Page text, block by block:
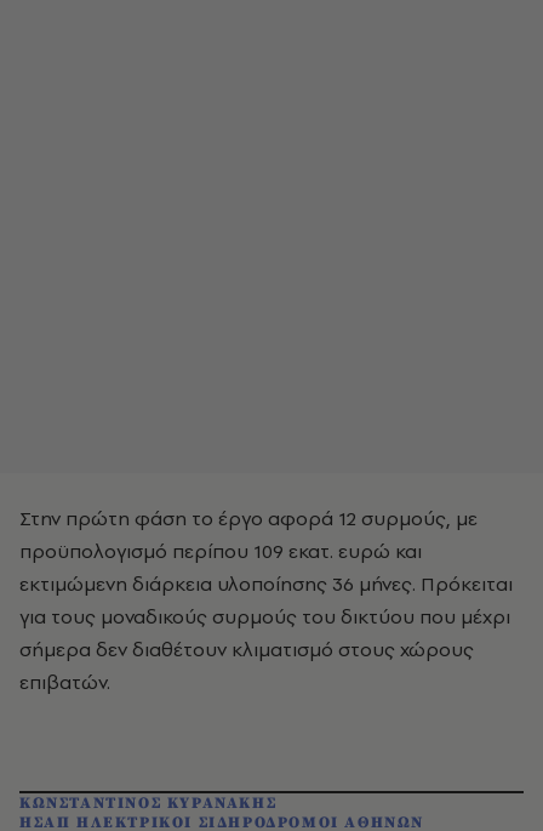
Στην πρώτη φάση το έργο αφορά 12 συρμούς, με
προϋπολογισμό περίπου 109 εκατ. ευρώ και
εκτιμώμενη διάρκεια υλοποίησης 36 μήνες. Πρόκειται
για τους μοναδικούς συρμούς του δικτύου που μέχρι
σήμερα δεν διαθέτουν κλιματισμό στους χώρους
επιβατών.
ΚΩΝΣΤΑΝΤΙΝΟΣ ΚΥΡΑΝΑΚΗΣ
ΗΣΑΠ ΗΛΕΚΤΡΙΚΟΙ ΣΙΔΗΡΟΔΡΟΜΟΙ ΑΘΗΝΩΝ